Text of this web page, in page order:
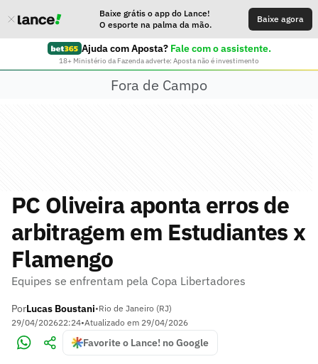
Baixe grátis o app do Lance!
O esporte na palma da mão.
Baixe agora
Ajuda com Aposta? Fale com o assistente.
18+ Ministério da Fazenda adverte: Aposta não é investimento
Fora de Campo
PC Oliveira aponta erros de
arbitragem em Estudiantes x
Flamengo
Equipes se enfrentam pela Copa Libertadores
PorLucas Boustani•Rio de Janeiro (RJ)
29/04/202622:24•Atualizado em 29/04/2026
Favorite o Lance! no Google